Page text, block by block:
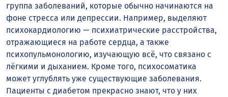
группа заболеваний, которые обычно начинаются на
фоне стресса или депрессии. Например, выделяют
психокардиологию — психиатрические расстройства,
отражающиеся на работе сердца, а также
психопульмонологию, изучающую всё, что связано с
лёгкими и дыханием. Кроме того, психосоматика
может углублять уже существующие заболевания.
Пациенты с диабетом прекрасно знают, что у них